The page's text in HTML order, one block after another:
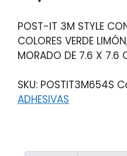
POST-IT 3M STYLE
COLORES VERDE
MORADO DE 7.6 X 7.6
SKU: POSTIT3M654S
ADHESIVAS